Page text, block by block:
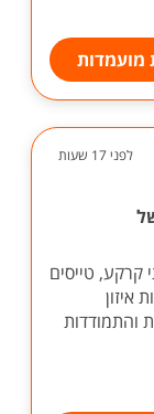
מועמדות
לפני 17 שעות
קרקע, טייסים
איזון
והתמודדות